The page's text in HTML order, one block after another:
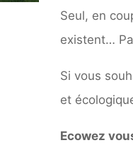
Seul, en
existent…
Si vous
et
Ecowez